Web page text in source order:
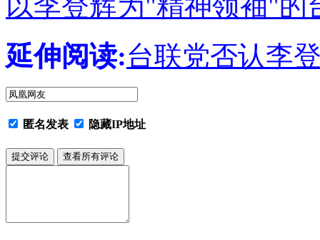
延伸阅读:台联党否认李
匿名发表 隐藏IP地址